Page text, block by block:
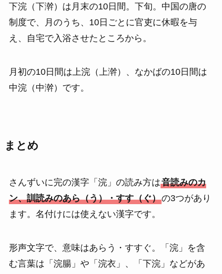
下浣（下澣）は月末の10日間。下旬。中国の唐の
制度で、月のうち、10日ごとに官吏に休暇を与
え、自宅で入浴させたところから。
月初の10日間は上浣（上澣）、なかばの10日間は
中浣（中澣）です。
まとめ
さんずいに完の漢字「浣」の読み方は音読みのカ
ン、訓読みのあら（う）・すす（ぐ）の3つがあり
ます。名付けには使えない漢字です。
形声文字で、意味はあらう・すすぐ。「浣」を含
む言葉は「浣腸」や「浣衣」、「下浣」などがあ